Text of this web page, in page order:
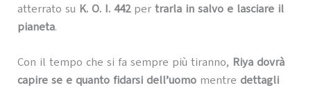
atterrato su K. O. I. 442per trarla in salvo e lasciare il
pianeta.
Con il tempo che si fa sempre più tiranno, Riya dovrà
capire se e quanto fidarsi dell’uomomentre dettagli